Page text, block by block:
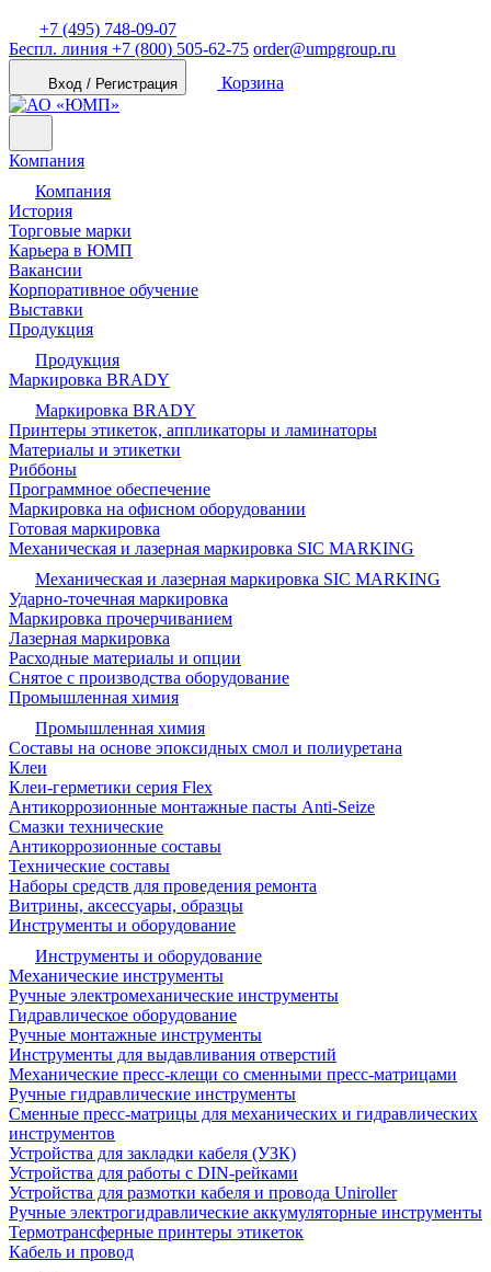
+7 (495) 748-09-07
Беспл. линия +7 (800) 505-62-75 order@umpgroup.ru
Вход / Регистрация Корзина
Компания
Компания
История
Торговые марки
Карьера в ЮМП
Вакансии
Корпоративное обучение
Выставки
Продукция
Продукция
Маркировка BRADY
Маркировка BRADY
Принтеры этикеток, аппликаторы и ламинаторы
Материалы и этикетки
Риббоны
Программное обеспечение
Маркировка на офисном оборудовании
Готовая маркировка
Механическая и лазерная маркировка SIC MARKING
Механическая и лазерная маркировка SIC MARKING
Ударно-точечная маркировка
Маркировка прочерчиванием
Лазерная маркировка
Расходные материалы и опции
Снятое с производства оборудование
Промышленная химия
Промышленная химия
Составы на основе эпоксидных смол и полиуретана
Клеи
Клеи-герметики серия Flex
Антикоррозионные монтажные пасты Anti-Seize
Смазки технические
Антикоррозионные составы
Технические составы
Наборы средств для проведения ремонта
Витрины, аксессуары, образцы
Инструменты и оборудование
Инструменты и оборудование
Механические инструменты
Ручные электромеханические инструменты
Гидравлическое оборудование
Ручные монтажные инструменты
Инструменты для выдавливания отверстий
Механические пресс-клещи со сменными пресс-матрицами
Ручные гидравлические инструменты
Сменные пресс-матрицы для механических и гидравлических
инструментов
Устройства для закладки кабеля (УЗК)
Устройства для работы с DIN-рейками
Устройства для размотки кабеля и провода Uniroller
Ручные электрогидравлические аккумуляторные инструменты
Термотрансферные принтеры этикеток
Кабель и провод